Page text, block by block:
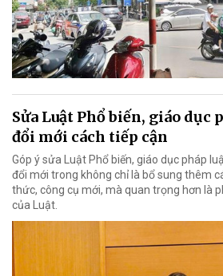
Sửa Luật Phổ biến, giáo dục
đổi mới cách tiếp cận
Góp ý sửa Luật Phổ biến, giáo dục pháp
đổi mới trong không chỉ là bổ sung thêm
thức, công cụ mới, mà quan trọng hơn là
của Luật.